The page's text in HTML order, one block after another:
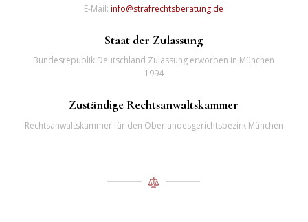
E-Mail:info@strafrechtsberatung.de
Staat der Zulassung
Bundesrepublik Deutschland Zulassung erworben in München
1994
Zuständige Rechtsanwaltskammer
Rechtsanwaltskammer für den Oberlandesgerichtsbezirk München